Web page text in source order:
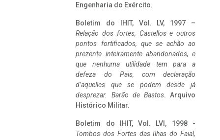
Engenharia do Exército.
Boletim do IHIT, Vol. LV, 1997 –
Relação dos fortes, Castellos e outros
pontos fortificados, que se achão ao
prezente inteiramente abandonados, e
que nenhuma utilidade tem para a
defeza do Pais, com declaração
d’aquelles que se podem desde já
desprezar. Barão de Bastos. Arquivo
Histórico Militar.
Boletim do IHIT, Vol. LVI, 1998 -
Tombos dos Fortes das Ilhas do Faial,